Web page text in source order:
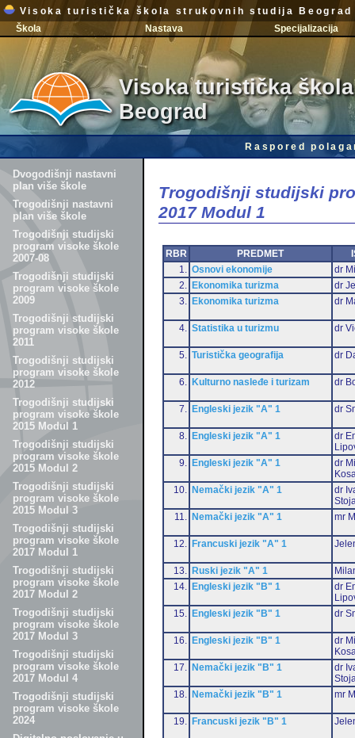
Visoka turistička škola strukovnih studija Beograd
Škola
Nastava Specijalizacija
Visoka turistička
Beograd
Raspored
Dvogodišnji nastavni
plan više škole
Trogodišnji nastavni
plan više škole
Trogodišnji studijski
program visoke škole
2007-08
Trogodišnji studijski
program visoke škole
2009
Trogodišnji studijski
program visoke škole
2011
Trogodišnji studijski
program visoke škole
2012
Trogodišnji studijski
program visoke škole
2015 Modul 1
Trogodišnji studijski
program visoke škole
2015 Modul 2
Trogodišnji studijski
program visoke škole
2015 Modul 3
Trogodišnji studijski
program visoke škole
2017 Modul 1
Trogodišnji studijski
program visoke škole
2017 Modul 2
Trogodišnji studijski
program visoke škole
2017 Modul 3
Trogodišnji studijski
program visoke škole
2017 Modul 4
Trogodišnji studijski
program visoke škole
2024
Trogodišnji studijski
2017 Modul 1
RBR PREDMET
1.
Osnovi ekonomije
dr
2.
Ekonomika turizma
dr
3.
Ekonomika turizma dr
4. Statistika u turizmu dr
5. Turistička geografija dr
6. Kulturno nasleđe i turizam dr
7. Engleski jezik "A" 1 dr
8. Engleski jezik "A" 1
dr
9.
Engleski jezik "A" 1
dr
10.
Nemački jezik "A" 1
dr
11.
Nemački jezik "A" 1 mr
12. Francuski jezik "A" 1
13. Ruski jezik "A" 1
14.
Engleski jezik "B" 1
dr
15.
Engleski jezik "B" 1 dr
16. Engleski jezik "B" 1
dr
17.
Nemački jezik "B" 1
dr
18.
Nemački jezik "B" 1 mr
19. Francuski jezik "B" 1